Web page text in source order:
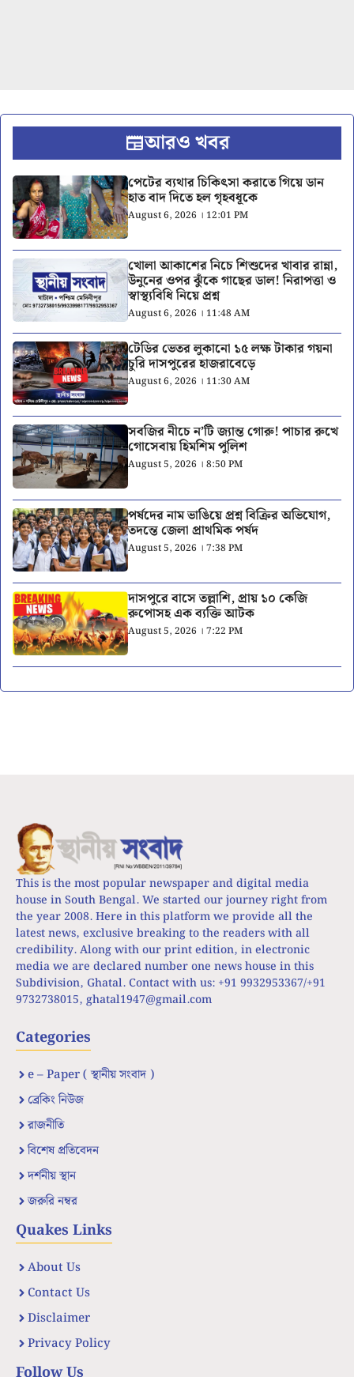
আরও খবর
পেটের ব্যথার চিকিৎসা করাতে গিয়ে ডান
হাত বাদ দিতে হল গৃহবধূকে
August 6, 2026 । 12:01 PM
খোলা আকাশের নিচে শিশুদের খাবার রান্না,
উনুনের ওপর ঝুঁকে গাছের ডাল! নিরাপত্তা ও
স্বাস্থ্যবিধি নিয়ে প্রশ্ন
August 6, 2026 । 11:48 AM
টেডির ভেতর লুকানো ১৫ লক্ষ টাকার গয়না
চুরি দাসপুরের হাজরাবেড়ে
August 6, 2026 । 11:30 AM
সবজির নীচে ন’টি জ্যান্ত গোরু! পাচার রুখে
গোসেবায় হিমশিম পুলিশ
August 5, 2026 । 8:50 PM
পর্ষদের নাম ভাঙিয়ে প্রশ্ন বিক্রির অভিযোগ,
তদন্তে জেলা প্রাথমিক পর্ষদ
August 5, 2026 । 7:38 PM
দাসপুরে বাসে তল্লাশি, প্রায় ১০ কেজি
রুপোসহ এক ব্যক্তি আটক
August 5, 2026 । 7:22 PM
This is the most popular newspaper and digital media
house in South Bengal. We started our journey right from
the year 2008. Here in this platform we provide all the
latest news, exclusive breaking to the readers with all
credibility. Along with our print edition, in electronic
media we are declared number one news house in this
Subdivision, Ghatal. Contact with us: +91 9932953367/+91
9732738015, ghatal1947@gmail.com
Categories
e – Paper ( স্থানীয় সংবাদ )
ব্রেকিং নিউজ
রাজনীতি
বিশেষ প্রতিবেদন
দর্শনীয় স্থান
জরুরি নম্বর
Quakes Links
About Us
Contact Us
Disclaimer
Privacy Policy